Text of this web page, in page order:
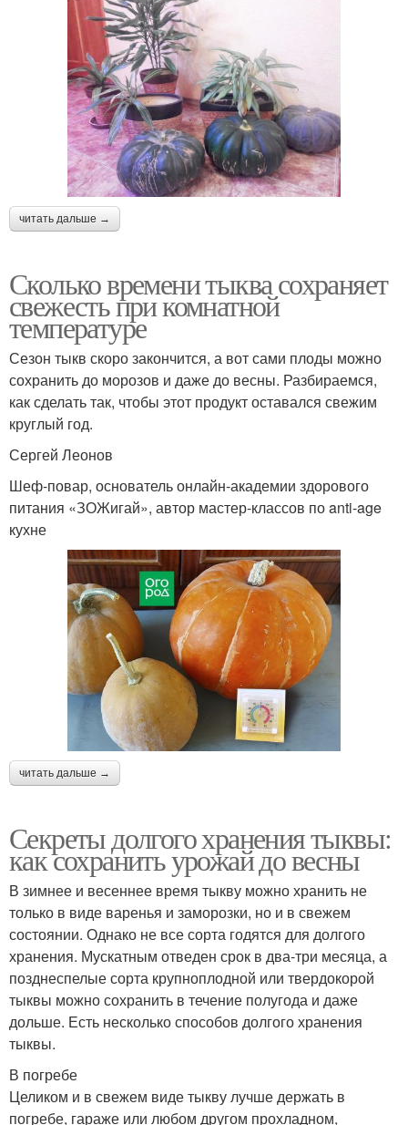
читать дальше →
Сколько времени тыква сохраняет
свежесть при комнатной
температуре
Сезон тыкв скоро закончится, а вот сами плоды можно
сохранить до морозов и даже до весны. Разбираемся,
как сделать так, чтобы этот продукт оставался свежим
круглый год.
Сергей Леонов
Шеф-повар, основатель онлайн-академии здорового
питания «ЗОЖигай», автор мастер-классов по anti-age
кухне
читать дальше →
Секреты долгого хранения тыквы:
как сохранить урожай до весны
В зимнее и весеннее время тыкву можно хранить не
только в виде варенья и заморозки, но и в свежем
состоянии. Однако не все сорта годятся для долгого
хранения. Мускатным отведен срок в два-три месяца, а
позднеспелые сорта крупноплодной или твердокорой
тыквы можно сохранить в течение полугода и даже
дольше. Есть несколько способов долгого хранения
тыквы.
В погребе
Целиком и в свежем виде тыкву лучше держать в
погребе, гараже или любом другом прохладном,